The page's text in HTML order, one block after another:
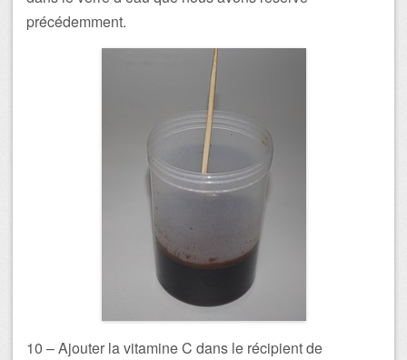
précédemment.
10 – Ajouter la vitamine C dans le récipient de